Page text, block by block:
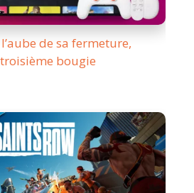
de sa fermeture,
bougie